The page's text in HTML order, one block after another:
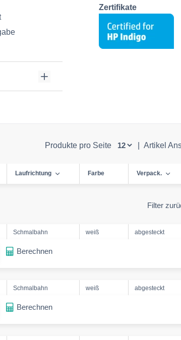
Zertifikate
Produkte pro Seite Artikel
Laufrichtung Farbe Verpack.
Filter
Schmalbahn weiß abgesteckt
amount
Berechnen
Schmalbahn weiß abgesteckt
amount
Berechnen